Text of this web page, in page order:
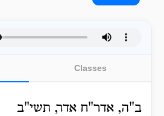
Classes
ב"ה, אדר"ח אדר, תשי"ב